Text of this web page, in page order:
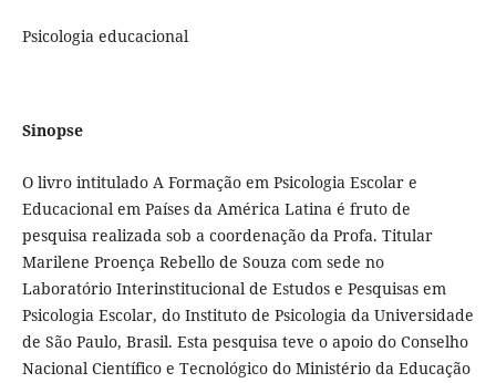
Psicologia educacional
Sinopse
O livro intitulado A Formação em Psicologia Escolar e
Educacional em Países da América Latina é fruto de
pesquisa realizada sob a coordenação da Profa. Titular
Marilene Proença Rebello de Souza com sede no
Laboratório Interinstitucional de Estudos e Pesquisas em
Psicologia Escolar, do Instituto de Psicologia da Universidade
de São Paulo, Brasil. Esta pesquisa teve o apoio do Conselho
Nacional Científico e Tecnológico do Ministério da Educação